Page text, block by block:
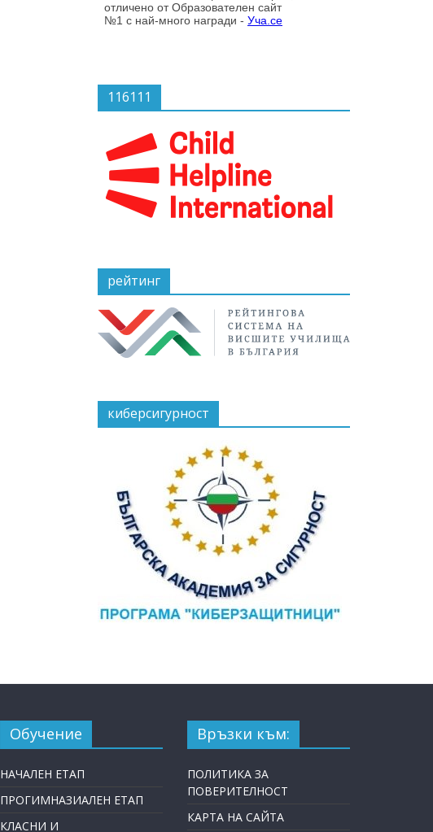
116111
рейтинг
киберсигурност
Обучение
НАЧАЛЕН ЕТАП
ПРОГИМНАЗИАЛЕН ЕТАП
КЛАСНИ И
Връзки към:
ПОЛИТИКА ЗА
ПОВЕРИТЕЛНОСТ
КАРТА НА САЙТА